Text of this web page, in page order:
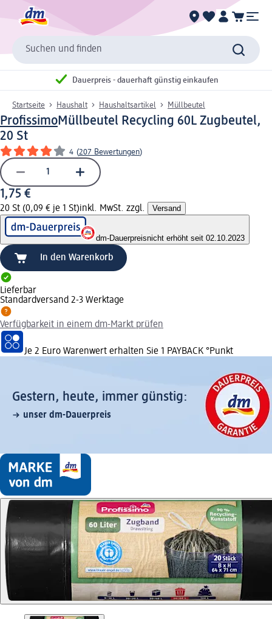
Suchen und finden
Dauerpreis - dauerhaft günstig einkaufen
Startseite Haushalt Haushaltsartikel Müllbeutel
ProfissimoMüllbeutel Recycling 60L Zugbeutel,
20 St
4 (207 Bewertungen)
1,75 €
20 St (0,09 € je 1 St)inkl. MwSt. zzgl. Versand
dm-Dauerpreisnicht erhöht seit 02.10.2023
In den Warenkorb
Lieferbar
Standardversand 2-3 Werktage
Verfügbarkeit in einem dm-Markt prüfen
Je 2 Euro Warenwert erhalten Sie 1 PAYBACK °Punkt
Gestern, heute, immer günstig:
unser dm-Dauerpreis